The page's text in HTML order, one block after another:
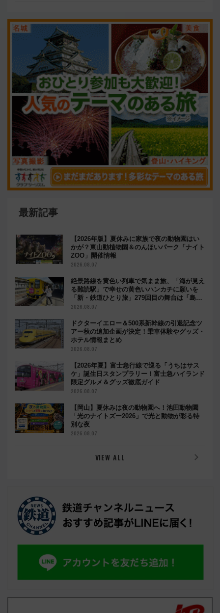
最新記事
【2026年版】夏休みに家族で夜の動物園はい
かが？東山動植物園＆のんほいパーク「ナイト
ZOO」開催情報
2026.08.07
絶景路線を黄色い列車で気まま旅、「海が見え
る難読駅」で幸せの黄色いハンカチに願いを
「新・鉄道ひとり旅」279回目の舞台は「島原
鉄道」
2026.08.07
ドクターイエロー＆500系新幹線の引退記念ツ
アー秋の追加企画が決定！乗車体験やグッズ・
ホテル情報まとめ
2026.08.07
【2026年夏】富士急行線で巡る「うちはサス
ケ」誕生日スタンプラリー！富士急ハイランド
限定グルメ＆グッズ徹底ガイド
2026.08.07
【岡山】夏休みは夜の動物園へ！池田動物園
「光のナイトズー2026」で光と動物が彩る特
別な夜
2026.08.07
VIEW ALL